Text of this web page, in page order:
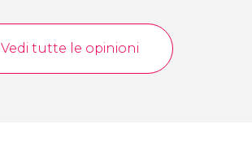
Vedi tutte le opinioni